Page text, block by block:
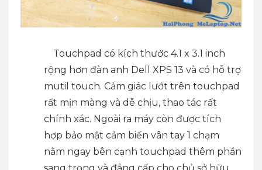
Touchpad có kích thước 4.1 x 3.1 inch
rộng hơn đàn anh Dell XPS 13 và có hỗ trợ
mutil touch. Cảm giác lướt trên touchpad
rất mịn màng và dễ chịu, thao tác rất
chính xác. Ngoài ra máy còn được tích
hợp bảo mật cảm biến vân tay 1 chạm
nằm ngay bên cạnh touchpad thêm phần